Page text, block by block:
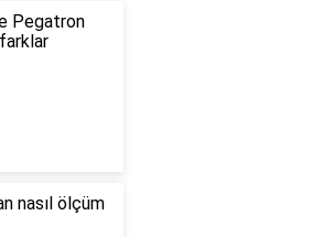
Pegatron
nasıl ölçüm